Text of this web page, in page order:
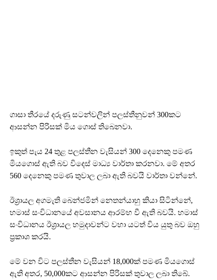
ගාසා තීරයේ දරුණු සටන්වලින් පලස්තීනුවන් 300කට
ආසන්න පිරිසක් මිය ගොස් තිබෙනවා.
ඉකුත් පැය 24 තුළ පලස්තීන වැසියන් 300 දෙනෙකු පමණ
මියගොස් ඇති බව විදෙස් මාධ්‍ය වාර්තා කරනවා. මේ අතර
560 දෙනෙකු පමණ තුවාල ලබා ඇති බවයි වාර්තා වන්නේ.
ඊශ්‍රායල අගමැති බෙන්ජමින් නෙතන්යාහු කියා සිටින්නේ,
හමාස් සංවිධානයේ අවසානය ආරම්භ වී ඇති බවයි. හමාස්
සංවිධානය ඊශ්‍රායල හමුදාවන්ට වහා යටත් විය යුතු බව ඔහු
ප්‍රකාශ කරයි‍.
මේ වන විට පලස්තීන වැසියන් 18,000ක් පමණ මියගොස්
ඇති අතර, 50,000කට ආසන්න පිරිසක් තුවාල ලබා තිබේ.